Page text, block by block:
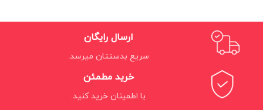
ارسال رایگان
سریع بدستتان میرسد.
خرید مطمئن
با اطمینان خرید کنید.